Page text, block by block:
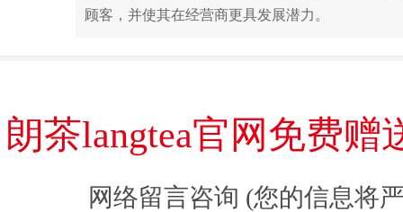
顾客，并使其在经营商更具发展潜力。
朗茶langtea官网免费赠
网络留言咨询 (您的信息将